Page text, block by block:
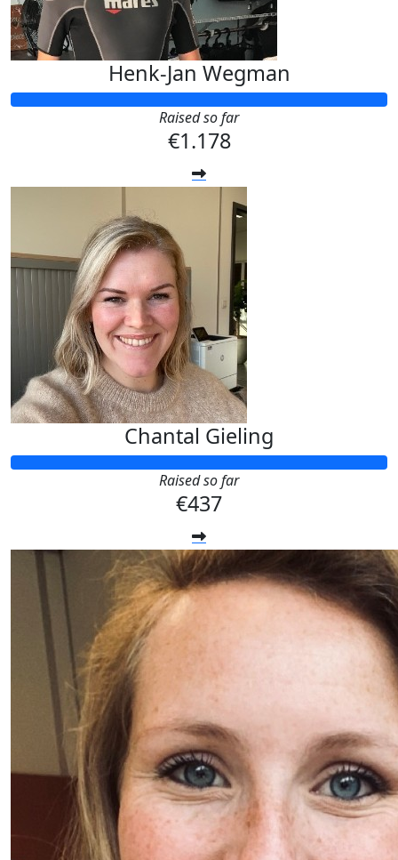
Henk-Jan Wegman
Raised so far
€1.178
Chantal Gieling
Raised so far
€437